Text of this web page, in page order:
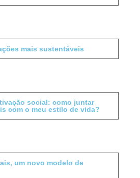
mais sustentáveis
social: como juntar
com o meu estilo de vida?
um novo modelo de